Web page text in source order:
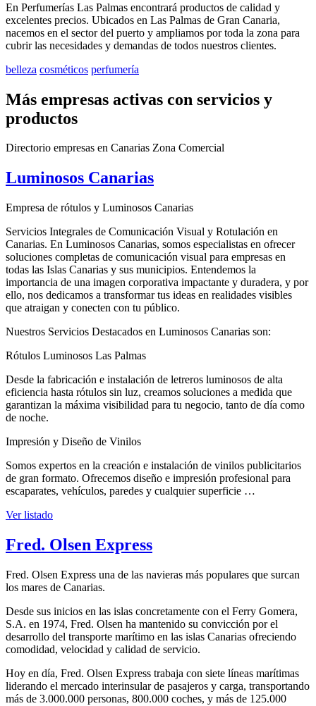
En Perfumerías Las Palmas encontrará productos de calidad y
excelentes precios. Ubicados en Las Palmas de Gran Canaria,
nacemos en el sector del puerto y ampliamos por toda la zona para
cubrir las necesidades y demandas de todos nuestros clientes.
belleza cosméticos perfumería
Más empresas activas con servicios y
productos
Directorio empresas en Canarias Zona Comercial
Luminosos Canarias
Empresa de rótulos y Luminosos Canarias
Servicios Integrales de Comunicación Visual y Rotulación en
Canarias. En Luminosos Canarias, somos especialistas en ofrecer
soluciones completas de comunicación visual para empresas en
todas las Islas Canarias y sus municipios. Entendemos la
importancia de una imagen corporativa impactante y duradera, y por
ello, nos dedicamos a transformar tus ideas en realidades visibles
que atraigan y conecten con tu público.
Nuestros Servicios Destacados en Luminosos Canarias son:
Rótulos Luminosos Las Palmas
Desde la fabricación e instalación de letreros luminosos de alta
eficiencia hasta rótulos sin luz, creamos soluciones a medida que
garantizan la máxima visibilidad para tu negocio, tanto de día como
de noche.
Impresión y Diseño de Vinilos
Somos expertos en la creación e instalación de vinilos publicitarios
de gran formato. Ofrecemos diseño e impresión profesional para
escaparates, vehículos, paredes y cualquier superficie …
Ver listado
Fred. Olsen Express
Fred. Olsen Express una de las navieras más populares que surcan
los mares de Canarias.
Desde sus inicios en las islas concretamente con el Ferry Gomera,
S.A. en 1974, Fred. Olsen ha mantenido su convicción por el
desarrollo del transporte marítimo en las islas Canarias ofreciendo
comodidad, velocidad y calidad de servicio.
Hoy en día, Fred. Olsen Express trabaja con siete líneas marítimas
liderando el mercado interinsular de pasajeros y carga, transportando
más de 3.000.000 personas, 800.000 coches, y más de 125.000